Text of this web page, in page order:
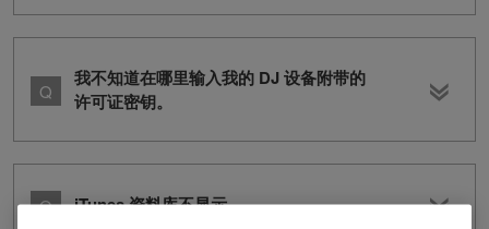
我不知道在哪里输入我的 DJ 设备附带的
许可证密钥。
iTunes 资料库不显示。